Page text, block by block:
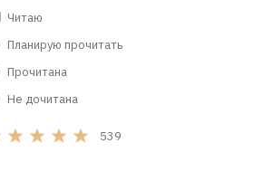
Читаю
Планирую прочитать
Прочитана
Не дочитана
539